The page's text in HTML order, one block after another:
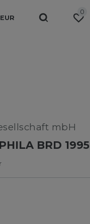
EUR
0
mbH
BRD 1995